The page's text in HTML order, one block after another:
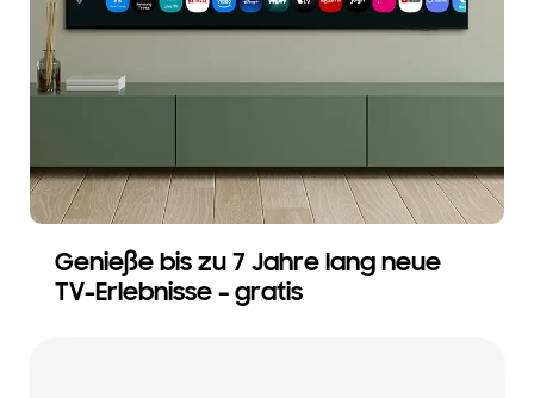
Genieße bis zu 7 Jahre lang neue
TV-Erlebnisse – gratis